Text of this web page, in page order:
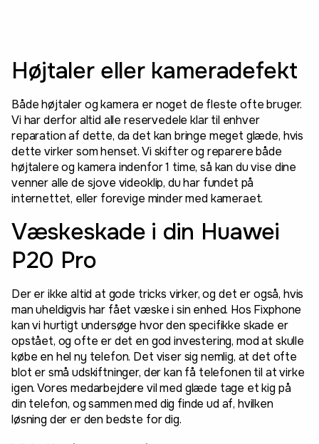
Højtaler eller kameradefekt
Både højtaler og kamera er noget de fleste ofte bruger.
Vi har derfor altid alle reservedele klar til enhver
reparation af dette, da det kan bringe meget glæde, hvis
dette virker som henset. Vi skifter og reparere både
højtalere og kamera indenfor 1 time, så kan du vise dine
venner alle de sjove videoklip, du har fundet på
internettet, eller forevige minder med kameraet.
Væskeskade i din Huawei
P20 Pro
Der er ikke altid at gode tricks virker, og det er også, hvis
man uheldigvis har fået væske i sin enhed. Hos Fixphone
kan vi hurtigt undersøge hvor den specifikke skade er
opstået, og ofte er det en god investering, mod at skulle
købe en hel ny telefon. Det viser sig nemlig, at det ofte
blot er små udskiftninger, der kan få telefonen til at virke
igen. Vores medarbejdere vil med glæde tage et kig på
din telefon, og sammen med dig finde ud af, hvilken
løsning der er den bedste for dig.